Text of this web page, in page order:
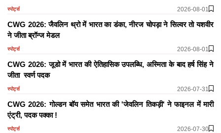
स्पोर्ट्स 2026-08-01
CWG 2026: जैवलिन थ्रो में भारत का डंका, नीरज चोपड़ा ने सिल्वर तो यशवीर
ने जीता ब्रॉन्ज मेडल
स्पोर्ट्स 2026-08-01
CWG 2026: जूडो में भारत की ऐतिहासिक उपलब्धि, अस्मिता के बाद हर्ष सिंह ने
जीता स्वर्ण पदक
स्पोर्ट्स 2026-07-31
CWG 2026: गोल्डन बॉय समेत भारत की 'जेवलिन तिकड़ी' ने फाइनल में मारी
एंट्री, पदक पक्का !
स्पोर्ट्स 2026-07-30